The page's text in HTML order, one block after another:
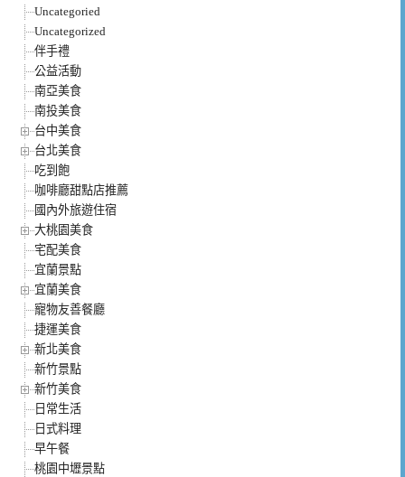
Uncategoried
Uncategorized
伴手禮
公益活動
南亞美食
南投美食
台中美食
台北美食
吃到飽
咖啡廳甜點店推薦
國內外旅遊住宿
大桃園美食
宅配美食
宜蘭景點
宜蘭美食
寵物友善餐廳
捷運美食
新北美食
新竹景點
新竹美食
日常生活
日式料理
早午餐
桃園中壢景點